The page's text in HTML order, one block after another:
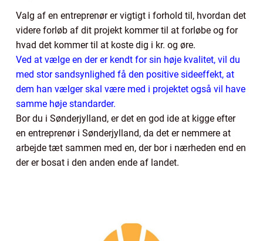
Valg af en entreprenør er vigtigt i forhold til, hvordan det
videre forløb af dit projekt kommer til at forløbe og for
hvad det kommer til at koste dig i kr. og øre.
Ved at vælge en der er kendt for sin høje kvalitet, vil du
med stor sandsynlighed få den positive sideeffekt, at
dem han vælger skal være med i projektet også vil have
samme høje standarder.
Bor du i Sønderjylland, er det en god ide at kigge efter
en entreprenør i Sønderjylland, da det er nemmere at
arbejde tæt sammen med en, der bor i nærheden end en
der er bosat i den anden ende af landet.